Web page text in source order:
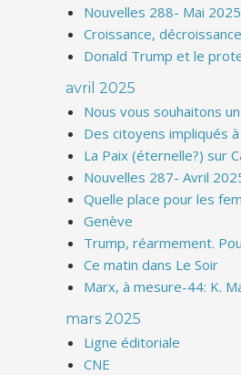
Nouvelles 288- Mai 2025
Croissance,
Donald Trump et le
avril 2025
Nous vous souhaitons
Des citoyens impliqués
La Paix (éternelle?) sur
Nouvelles 287- Avril
Quelle place pour les
Genève
Trump, réarmement.
Ce matin dans Le Soir
Marx, à mesure-44: K.
mars 2025
Ligne éditoriale
CNE